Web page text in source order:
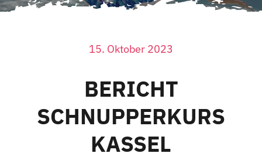
Über uns
15. Oktober 2023
BERICHT
SCHNUPPERKURS
KASSEL